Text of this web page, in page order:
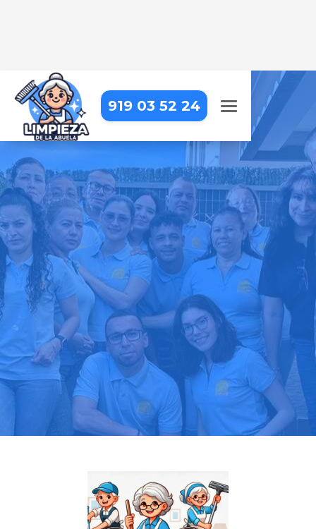
919 03 52 24
LIMPIEZA A DOMICILIO EN SAN
AGUSTÍN DEL GUADALIX
Tu hogar siempre estará impecable
con nosotros – profesionales de
confianza que cuidan cada detalle
Pide tu presupuesto gratis
Llama hoy: 919 03 52 24
Más de 1000 clientes confían en nosotros
⭐⭐⭐⭐⭐